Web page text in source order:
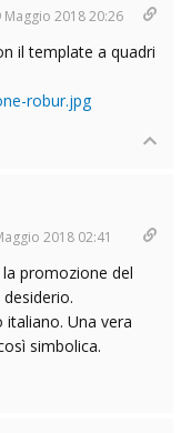
Maggio 2018 20:26
il template a quadri
robur.jpg
2018 02:41
promozione del
italiano. Una vera
simbolica.